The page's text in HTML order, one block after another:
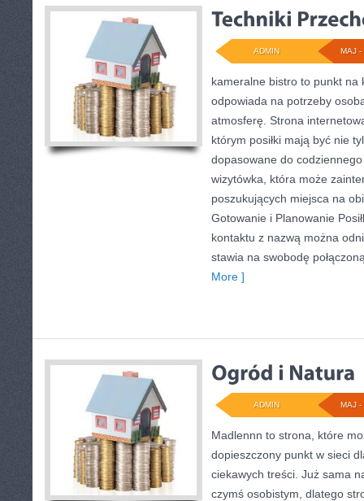
MAJ -
ADMIN
kameralne bistro to punkt na
odpowiada na potrzeby
atmosferę. Strona
którym posiłki mają być nie
dopasowane do
wizytówka, która może
poszukujących miejsca na
Gotowanie i Planowanie
kontaktu z nazwą można
stawia na swobodę
More ]
MAJ -
ADMIN
Madlennn to strona, które
dopieszczony punkt w sieci
ciekawych treści. Już sama
czymś osobistym, dlatego